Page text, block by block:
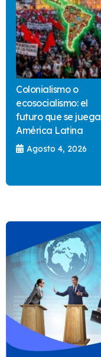
Colonialismo o
ecosocialismo: el
futuro que se juega
América Latina
Agosto 4, 2026